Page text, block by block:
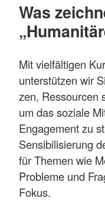
Was
Mit vielfältigen
unterstützen wir
zen, Ressourcen
um das soziale
Engagement zu
Sensibilisierung
für Themen wie
Probleme und
Fokus.